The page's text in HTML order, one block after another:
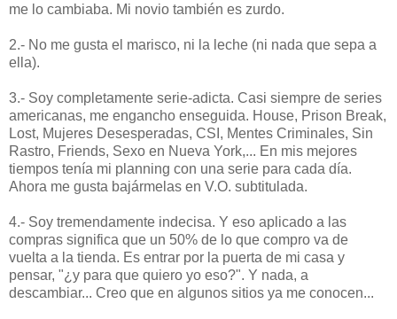
me lo cambiaba. Mi novio también es zurdo.
2.- No me gusta el marisco, ni la leche (ni nada que sepa a
ella).
3.- Soy completamente serie-adicta. Casi siempre de series
americanas, me engancho enseguida. House, Prison Break,
Lost, Mujeres Desesperadas, CSI, Mentes Criminales, Sin
Rastro, Friends, Sexo en Nueva York,... En mis mejores
tiempos tenía mi planning con una serie para cada día.
Ahora me gusta bajármelas en V.O. subtitulada.
4.- Soy tremendamente indecisa. Y eso aplicado a las
compras significa que un 50% de lo que compro va de
vuelta a la tienda. Es entrar por la puerta de mi casa y
pensar, "¿y para que quiero yo eso?". Y nada, a
descambiar... Creo que en algunos sitios ya me conocen...